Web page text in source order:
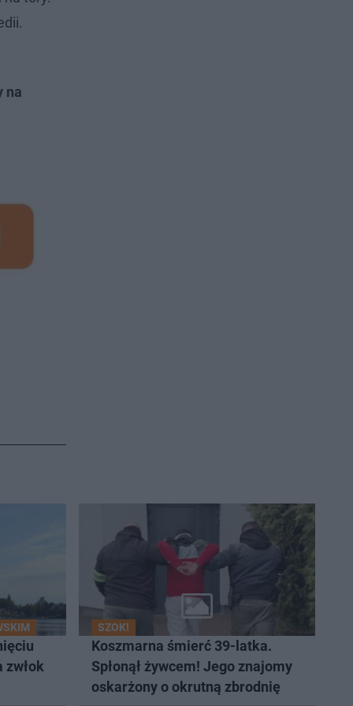
na
SZOK!
Koszmarna śmierć 39-latka.
Spłonął żywcem! Jego znajomy
oskarżony o okrutną zbrodnię